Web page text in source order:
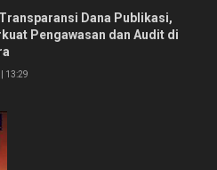
Dana Publikasi,
Pengawasan dan Audit di
| 13:29